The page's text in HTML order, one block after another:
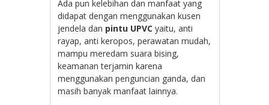
Ada pun kelebihan dan manfaat yang
didapat dengan menggunakan kusen
jendela dan pintu UPVC yaitu, anti
rayap, anti keropos, perawatan mudah,
mampu meredam suara bising,
keamanan terjamin karena
menggunakan penguncian ganda, dan
masih banyak manfaat lainnya.